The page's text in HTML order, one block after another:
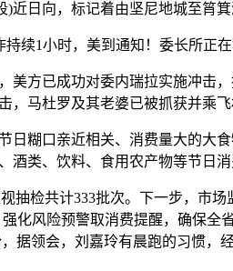
日向，标记着由坚尼地城至筲箕
1小时，美到通知！委长所正在
方已成功对委内瑞拉实施冲击
，马杜罗及其老婆已被抓获并乘
糊口亲近相关、消费量大的大食
酒类、饮料、食用农产物等节日
检共计333批次。下一步，市场
化风险预警取消费提醒，确保
据领会，刘嘉玲有晨跑的习惯